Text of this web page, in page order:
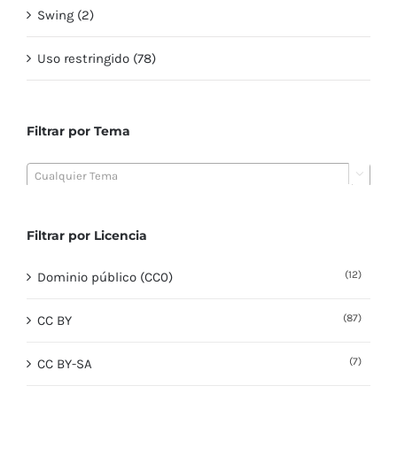
Swing (2)
Uso restringido (78)
Filtrar por Tema
Cualquier Tema 
Filtrar por Licencia
Dominio público (CC0) (12)
CC BY (87)
CC BY-SA (7)